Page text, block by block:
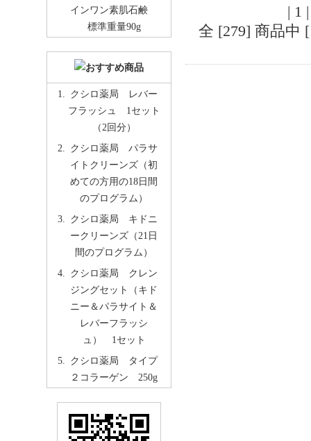
| 1
全 [279] 商品
インワン素肌石鹸
標準重量90g
クシロ薬局 レバー
フラッシュ 1セット
（2回分）
クシロ薬局 パラサ
イトクリーンズ（初
めての方用の18日間
のプログラム）
クシロ薬局 キドニ
ークリーンズ（21日
間のプログラム）
クシロ薬局 クレン
ジングセット（キド
ニー＆パラサイト＆
レバーフラッシ
ュ） 1セット
クシロ薬局 タイプ
２コラーゲン 250g